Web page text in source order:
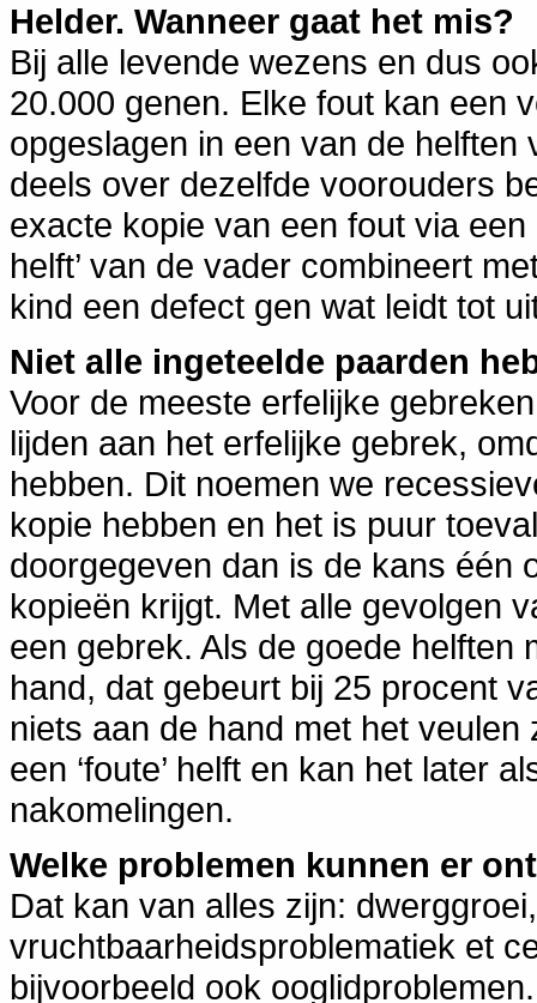
Helder. Wanneer gaat het mis?
Bij alle levende wezens en dus
20.000 genen. Elke fout kan een
opgeslagen in een van de
deels over dezelfde voorouders
exacte kopie van een fout via
helft’ van de vader combineert
kind een defect gen wat leidt tot
Niet alle ingeteelde paarden
Voor de meeste erfelijke
lijden aan het erfelijke gebrek,
hebben. Dit noemen we
kopie hebben en het is puur
doorgegeven dan is de kans één
kopieën krijgt. Met alle gevolgen
een gebrek. Als de goede helften
hand, dat gebeurt bij 25 procent
niets aan de hand met het
een ‘foute’ helft en kan het later
nakomelingen.
Welke problemen kunnen er
Dat kan van alles zijn:
vruchtbaarheidsproblematiek et
bijvoorbeeld ook